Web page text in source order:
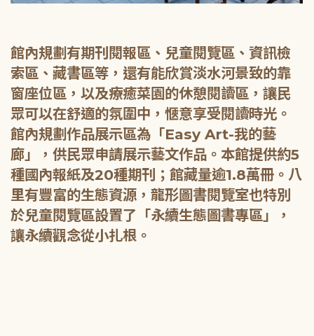
館內規劃有期刊閱報區、兒童閱覽區、資訊檢
索區、藏書區等，還有能欣賞淡水河景致的靠
窗座位區，以及療癒菜園的休憩閱讀區，讓民
眾可以在舒適的氛圍中，愜意享受閱讀時光。
館內規劃作品展示區為「Easy Art-我的藝
廊」，供民眾申請展示藝文作品。本館提供約5
種國內報紙及20種期刊；館藏量逾1.8萬冊。八
里有豐富的生態資源，龍形圖書閱覽室也特別
於兒童閱覽區設置了「永續生態圖書專區」，